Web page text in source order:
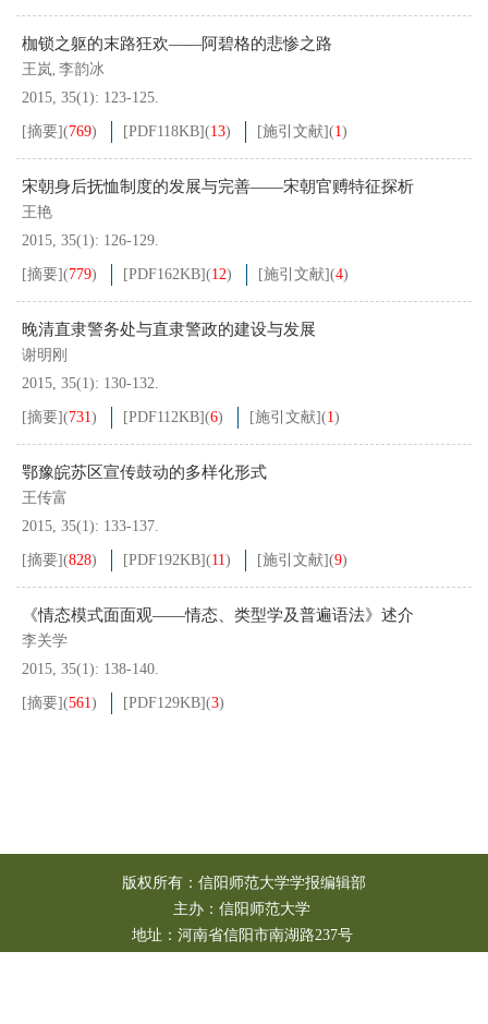
枷锁之躯的末路狂欢——阿碧格的悲惨之路
王岚, 李韵冰
2015, 35(1): 123-125.
[摘要](769) [PDF118KB](13) [施引文献](1)
宋朝身后抚恤制度的发展与完善——宋朝官赙特征探析
王艳
2015, 35(1): 126-129.
[摘要](779) [PDF162KB](12) [施引文献](4)
晚清直隶警务处与直隶警政的建设与发展
谢明刚
2015, 35(1): 130-132.
[摘要](731) [PDF112KB](6) [施引文献](1)
鄂豫皖苏区宣传鼓动的多样化形式
王传富
2015, 35(1): 133-137.
[摘要](828) [PDF192KB](11) [施引文献](9)
《情态模式面面观——情态、类型学及普遍语法》述介
李关学
2015, 35(1): 138-140.
[摘要](561) [PDF129KB](3)
版权所有：信阳师范大学学报编辑部
主办：信阳师范大学
地址：河南省信阳市南湖路237号